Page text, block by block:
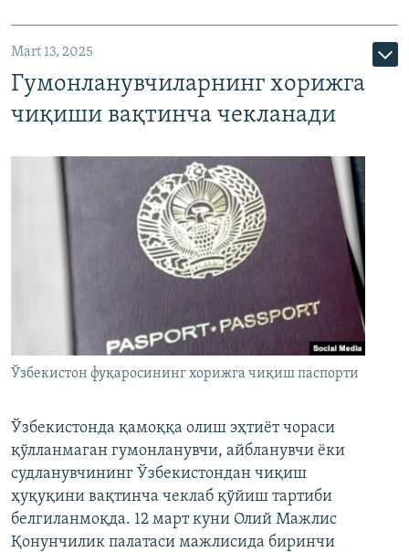
Mart 13, 2025
Гумонланувчиларнинг хорижга
чиқиши вақтинча чекланади
Ўзбекистон фуқаросининг хорижга чиқиш паспорти
Ўзбекистонда қамоққа олиш эҳтиёт чораси
қўлланмаган гумонланувчи, айбланувчи ёки
судланувчининг Ўзбекистондан чиқиш
ҳуқуқини вақтинча чеклаб қўйиш тартиби
белгиланмоқда. 12 март куни Олий Мажлис
Қонунчилик палатаси мажлисида биринчи